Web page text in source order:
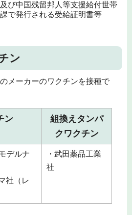
び中国残留邦人等支援給付世帯
で発行される受給証明書等
ン
メーカーのワクチンを接種で
ン
組換えタンパ
クワクチン
デルナ
社（レ
・武田薬品工業
社